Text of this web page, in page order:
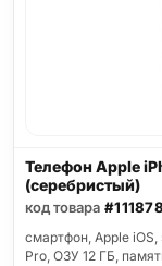
Телефон Apple
(серебристый)
код товара
смартфон, Apple iOS,
Pro, ОЗУ 12 ГБ,